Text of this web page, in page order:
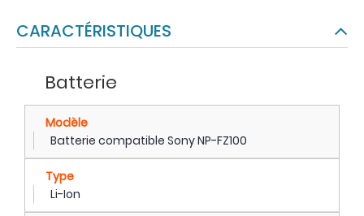
CARACTÉRISTIQUES
Batterie
Modèle
Batterie compatible Sony NP-FZ100
Type
Li-Ion